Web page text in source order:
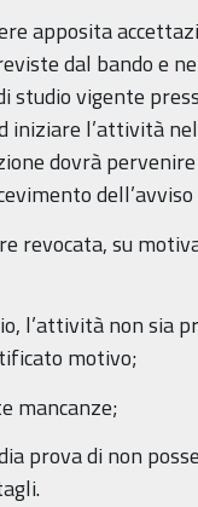
apposita
dal bando e
vigente
iniziare l’attività
dovrà
revocata, su
l’attività non sia
motivo;
mancanze;
prova di non